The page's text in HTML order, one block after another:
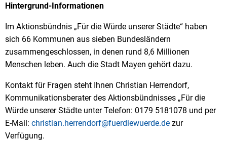
Hintergrund-Informationen
Im Aktionsbündnis „Für die Würde unserer Städte“ haben
sich 66 Kommunen aus sieben Bundesländern
zusammengeschlossen, in denen rund 8,6 Millionen
Menschen leben. Auch die Stadt Mayen gehört dazu.
Kontakt für Fragen steht Ihnen Christian Herrendorf,
Kommunikationsberater des Aktionsbündnisses „Für die
Würde unserer Städte unter Telefon: 0179 5181078 und per
E-Mail: christian.herrendorf@fuerdiewuerde.de zur
Verfügung.